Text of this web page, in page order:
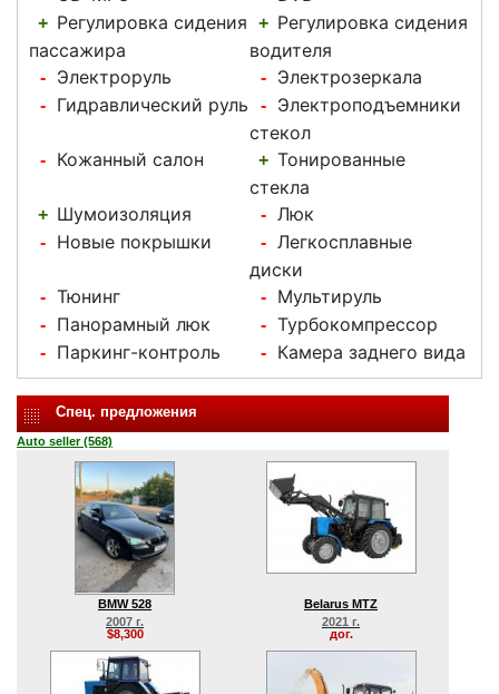
+ Регулировка сидения
пассажира
+ Регулировка сидения
водителя
- Электроруль - Электрозеркала
- Гидравлический руль -
Электроподъемники
стекол
- Кожанный салон + Тонированные
стекла
+ Шумоизоляция - Люк
- Новые покрышки - Легкосплавные
диски
- Тюнинг - Мультируль
- Панорамный люк - Турбокомпрессор
- Паркинг-контроль - Камера заднего вида
Спец. предложения
Auto seller (568)
BMW 528
2007 г.
$8,300
Belarus MTZ
2021 г.
дог.